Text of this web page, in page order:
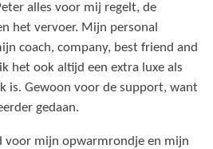
alles voor mij regelt, de
het vervoer. Mijn personal
coach, company, best friend and
het ook altijd een extra luxe als
is. Gewoon voor de support, want
gedaan.
voor mijn opwarmrondje en mijn